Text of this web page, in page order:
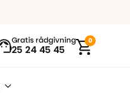
Gratis rådgivning
25 24 45 45
0